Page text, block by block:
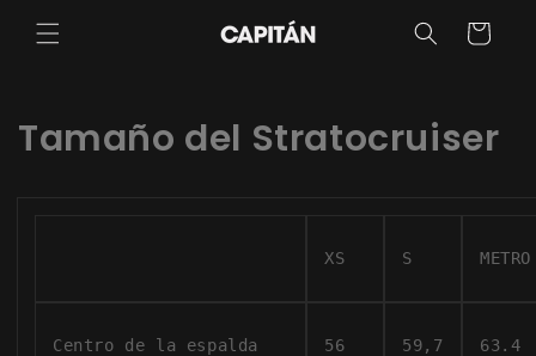
directamente
al contenido
Carrito
Tamaño del Stratocruiser
XS S METRO
Centro de la espalda 56 59,7 63.4